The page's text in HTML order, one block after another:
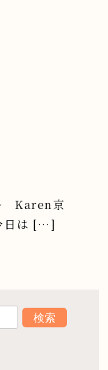
Karen京
日は […]